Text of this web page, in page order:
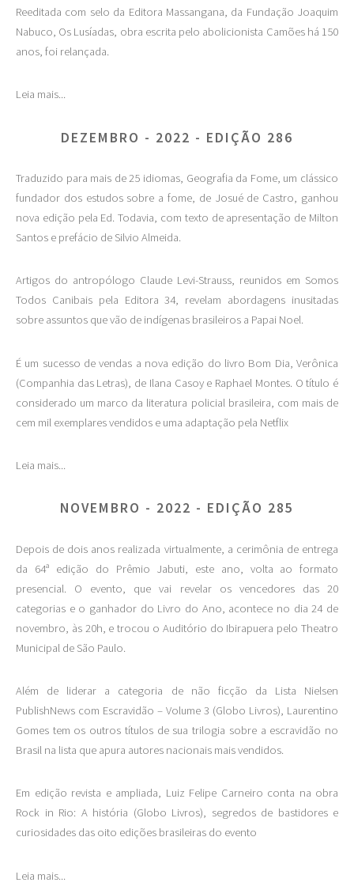
Reeditada com selo da Editora Massangana, da Fundação Joaquim
Nabuco, Os Lusíadas, obra escrita pelo abolicionista Camões há 150
anos, foi relançada.
Leia mais...
DEZEMBRO - 2022 - EDIÇÃO 286
Traduzido para mais de 25 idiomas, Geografia da Fome, um clássico
fundador dos estudos sobre a fome, de Josué de Castro, ganhou
nova edição pela Ed. Todavia, com texto de apresentação de Milton
Santos e prefácio de Silvio Almeida.
Artigos do antropólogo Claude Levi-Strauss, reunidos em Somos
Todos Canibais pela Editora 34, revelam abordagens inusitadas
sobre assuntos que vão de indígenas brasileiros a Papai Noel.
É um sucesso de vendas a nova edição do livro Bom Dia, Verônica
(Companhia das Letras), de Ilana Casoy e Raphael Montes. O título é
considerado um marco da literatura policial brasileira, com mais de
cem mil exemplares vendidos e uma adaptação pela Netflix
Leia mais...
NOVEMBRO - 2022 - EDIÇÃO 285
Depois de dois anos realizada virtualmente, a cerimônia de entrega
da 64ª edição do Prêmio Jabuti, este ano, volta ao formato
presencial. O evento, que vai revelar os vencedores das 20
categorias e o ganhador do Livro do Ano, acontece no dia 24 de
novembro, às 20h, e trocou o Auditório do Ibirapuera pelo Theatro
Municipal de São Paulo.
Além de liderar a categoria de não ficção da Lista Nielsen
PublishNews com Escravidão – Volume 3 (Globo Livros), Laurentino
Gomes tem os outros títulos de sua trilogia sobre a escravidão no
Brasil na lista que apura autores nacionais mais vendidos.
Em edição revista e ampliada, Luiz Felipe Carneiro conta na obra
Rock in Rio: A história (Globo Livros), segredos de bastidores e
curiosidades das oito edições brasileiras do evento
Leia mais...